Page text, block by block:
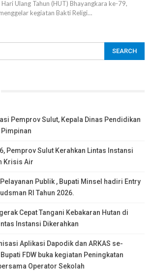
Ulang Tahun (HUT) Bhayangkara ke-79,
kegiatan Bakti Religi…
Pemprov Sulut, Kepala Dinas Pendidikan
Pimpinan
Pemprov Sulut Kerahkan Lintas Instansi
Krisis Air
Publik , Bupati Minsel hadiri Entry
RI Tahun 2026.
Cepat Tangani Kebakaran Hutan di
Instansi Dikerahkan
Aplikasi Dapodik dan ARKAS se-
FDW buka kegiatan Peningkatan
Operator Sekolah